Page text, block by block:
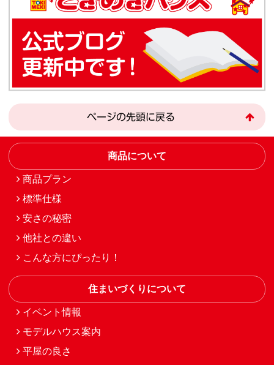
ページの先頭に戻る
商品について
商品プラン
標準仕様
安さの秘密
他社との違い
こんな方にぴったり！
住まいづくりについて
イベント情報
モデルハウス案内
平屋の良さ